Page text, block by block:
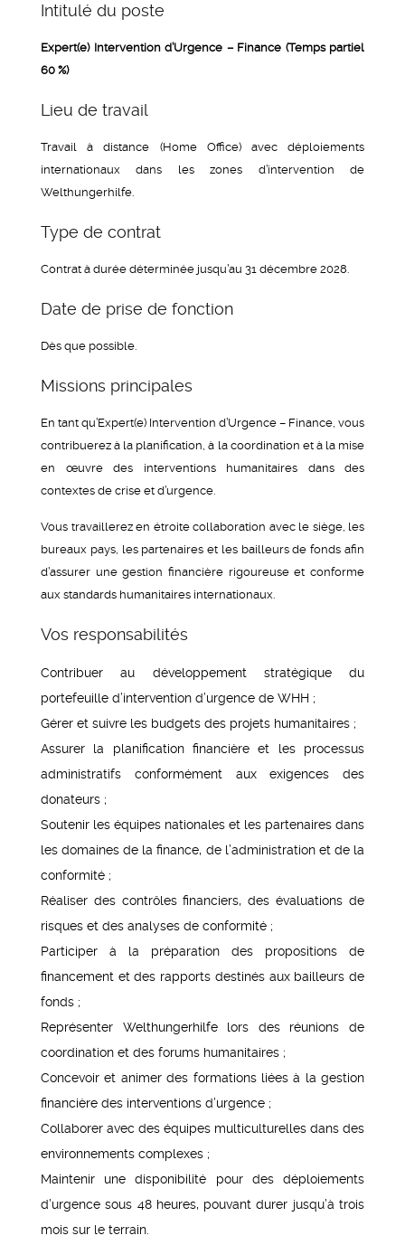
Intitulé du poste
Expert(e) Intervention d’Urgence – Finance (Temps partiel
60 %)
Lieu de travail
Travail à distance (Home Office) avec déploiements
internationaux dans les zones d’intervention de
Welthungerhilfe.
Type de contrat
Contrat à durée déterminée jusqu’au 31 décembre 2028.
Date de prise de fonction
Dès que possible.
Missions principales
En tant qu’Expert(e) Intervention d’Urgence – Finance, vous
contribuerez à la planification, à la coordination et à la mise
en œuvre des interventions humanitaires dans des
contextes de crise et d’urgence.
Vous travaillerez en étroite collaboration avec le siège, les
bureaux pays, les partenaires et les bailleurs de fonds afin
d’assurer une gestion financière rigoureuse et conforme
aux standards humanitaires internationaux.
Vos responsabilités
Contribuer au développement stratégique du
portefeuille d’intervention d’urgence de WHH ;
Gérer et suivre les budgets des projets humanitaires ;
Assurer la planification financière et les processus
administratifs conformément aux exigences des
donateurs ;
Soutenir les équipes nationales et les partenaires dans
les domaines de la finance, de l’administration et de la
conformité ;
Réaliser des contrôles financiers, des évaluations de
risques et des analyses de conformité ;
Participer à la préparation des propositions de
financement et des rapports destinés aux bailleurs de
fonds ;
Représenter Welthungerhilfe lors des réunions de
coordination et des forums humanitaires ;
Concevoir et animer des formations liées à la gestion
financière des interventions d’urgence ;
Collaborer avec des équipes multiculturelles dans des
environnements complexes ;
Maintenir une disponibilité pour des déploiements
d’urgence sous 48 heures, pouvant durer jusqu’à trois
mois sur le terrain.